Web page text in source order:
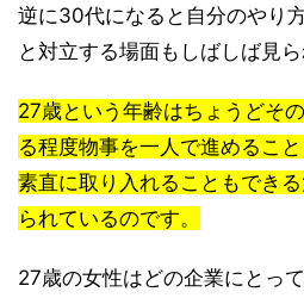
逆に30代になると自分のやり
と対立する場面もしばしば見
27歳という年齢はちょうどそ
る程度物事を一人で進めるこ
素直に取り入れることもでき
られているのです。
27歳の女性はどの企業にとっ